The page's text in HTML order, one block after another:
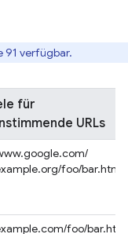
91 verfügbar.
für
URLs
foo/bar.html
foo/bar.html